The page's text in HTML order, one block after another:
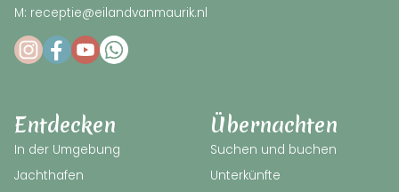
M: receptie@eilandvanmaurik.nl
Übernachten
Suchen und buchen
Unterkünfte
Entdecken
In der Umgebung
Jachthafen